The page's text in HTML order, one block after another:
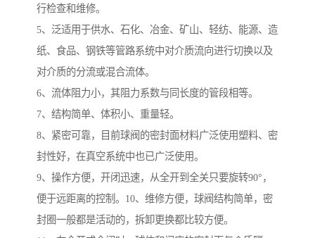
行检查和维修。
5、泛适用于供水、石化、冶金、矿山、轻纺、能源、造
纸、食品、钢铁等管路系统中对介质流向进行切换以及
对介质的分流或混合流体。
6、流体阻力小，其阻力系数与同长度的管段相等。
7、结构简单、体积小、重量轻。
8、紧密可靠，目前球阀的密封面材料广泛使用塑料、密
封性好，在真空系统中也已广泛使用。
9、操作方便，开闭迅速，从全开到全关只要旋转90°，
便于远距离的控制。10、维修方便，球阀结构简单，密
封圈一般都是活动的，拆卸更换都比较方便。